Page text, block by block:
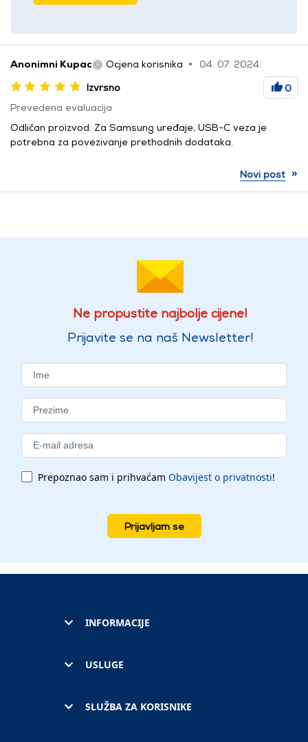
Anonimni Kupac Ocjena korisnika
04. 07. 2024.
Izvrsno
0
Prevedena evaluacija
Odličan proizvod. Za Samsung uređaje, USB-C veza je
potrebna za povezivanje prethodnih dodataka.
Novi post »
Ne propustite najbolje cijene!
Prijavite se na naš Newsletter!
Prepoznao sam i prihvaćam Obavijest o privatnosti!
Prijavljam se
INFORMACIJE
USLUGE
SLUŽBA ZA KORISNIKE